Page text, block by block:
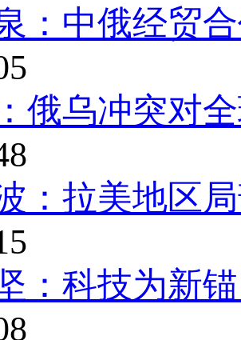
：中俄经贸
俄乌冲突对
：拉美地区
：科技为新